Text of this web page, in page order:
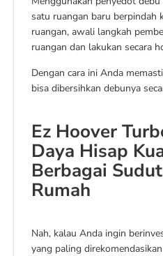
satu ruangan baru berpindah
ruangan, awali langkah
ruangan dan lakukan secara
Dengan cara ini Anda
bisa dibersihkan debunya
Ez Hoover
Daya Hisap
Berbagai
Rumah
Nah, kalau Anda ingin
yang paling